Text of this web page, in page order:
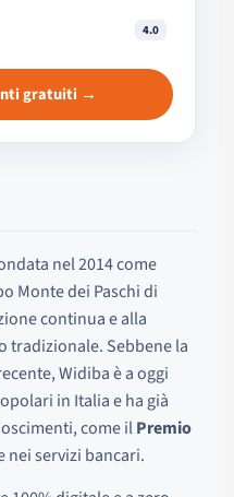
4.0
gratuiti →
nel 2014 come
Monte dei Paschi di
continua e alla
tradizionale. Sebbene la
Widiba è a oggi
in Italia e ha già
come ilPremio
nei servizi bancari.